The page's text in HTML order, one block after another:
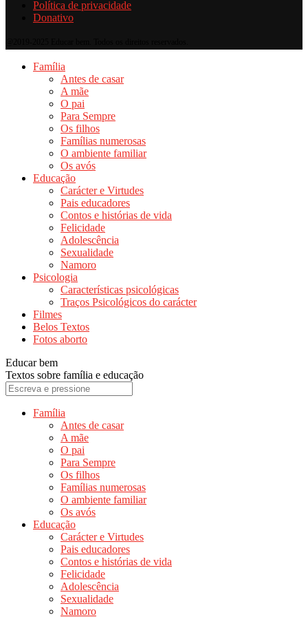
Política de privacidade
Donativo
Família
Antes de casar
A mãe
O pai
Para Sempre
Os filhos
Famílias numerosas
O ambiente familiar
Os avós
Educação
Carácter e Virtudes
Pais educadores
Contos e histórias de vida
Felicidade
Adolescência
Sexualidade
Namoro
Psicologia
Características psicológicas
Traços Psicológicos do carácter
Filmes
Belos Textos
Fotos aborto
Educar bem
Textos sobre família e educação
Família
Antes de casar
A mãe
O pai
Para Sempre
Os filhos
Famílias numerosas
O ambiente familiar
Os avós
Educação
Carácter e Virtudes
Pais educadores
Contos e histórias de vida
Felicidade
Adolescência
Sexualidade
Namoro